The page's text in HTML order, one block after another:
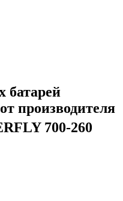
батарей
производителя
700-260